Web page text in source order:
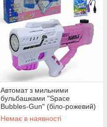
Автомат з мильними
бульбашками "Space
Bubbles-Gun" (біло-рожевий)
(777-31A)
Немає в наявності